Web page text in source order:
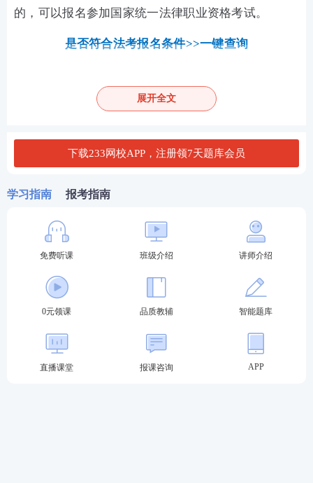
的，可以报名参加国家统一法律职业资格考试。
是否符合法考报名条件>>一键查询
具体报考条件
法考实行“老人老办法、新人新办法”报考政策。
考试实施办法》颁布并施行，实施办法里第九条和第
二十二条规定了法考报名条件。以 2018 年 4 月 28 日
这个时间节点（办法实施前和实施后）为界限区分考
生是老人还是新人，办法实施后报名条件进行了收紧
展开全文
下载233网校APP，注册领7天题库会员
学习指南 报考指南
免费听课 班级介绍 讲师介绍
0元领课 品质教辅 智能题库
直播课堂 报课咨询 APP